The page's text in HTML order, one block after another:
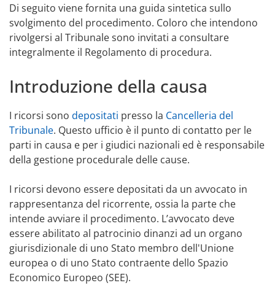
Di seguito viene fornita una guida sintetica sullo
svolgimento del procedimento. Coloro che intendono
rivolgersi al Tribunale sono invitati a consultare
integralmente il Regolamento di procedura.
Introduzione della causa
I ricorsi sono depositati presso la Cancelleria del
Tribunale. Questo ufficio è il punto di contatto per le
parti in causa e per i giudici nazionali ed è responsabile
della gestione procedurale delle cause.
I ricorsi devono essere depositati da un avvocato in
rappresentanza del ricorrente, ossia la parte che
intende avviare il procedimento. L’avvocato deve
essere abilitato al patrocinio dinanzi ad un organo
giurisdizionale di uno Stato membro dell'Unione
europea o di uno Stato contraente dello Spazio
Economico Europeo (SEE).